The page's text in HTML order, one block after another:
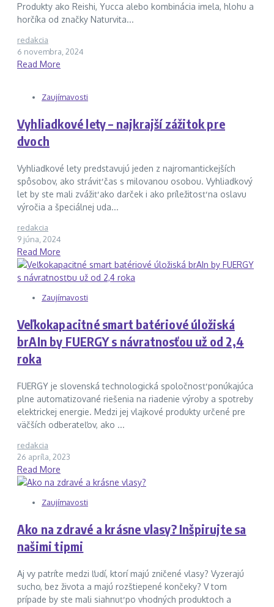
Produkty ako Reishi, Yucca alebo kombinácia imela, hlohu a
horčíka od značky Naturvita...
redakcia
6 novembra, 2024
Read More
Zaujímavosti
Vyhliadkové lety – najkrajší zážitok pre
dvoch
Vyhliadkové lety predstavujú jeden z najromantickejších
spôsobov, ako stráviť čas s milovanou osobou. Vyhliadkový
let by ste mali zvážiť ako darček i ako príležitosť na oslavu
výročia a špeciálnej uda...
redakcia
9 júna, 2024
Read More
Zaujímavosti
Veľkokapacitné smart batériové úložiská
brAIn by FUERGY s návratnosťou už od 2,4
roka
FUERGY je slovenská technologická spoločnosť ponúkajúca
plne automatizované riešenia na riadenie výroby a spotreby
elektrickej energie. Medzi jej vlajkové produkty určené pre
väčších odberateľov, ako ...
redakcia
26 apríla, 2023
Read More
Zaujímavosti
Ako na zdravé a krásne vlasy? Inšpirujte sa
našimi tipmi
Aj vy patríte medzi ľudí, ktorí majú zničené vlasy? Vyzerajú
sucho, bez života a majú rozštiepené končeky? V tom
prípade by ste mali siahnuť po vhodných produktoch a